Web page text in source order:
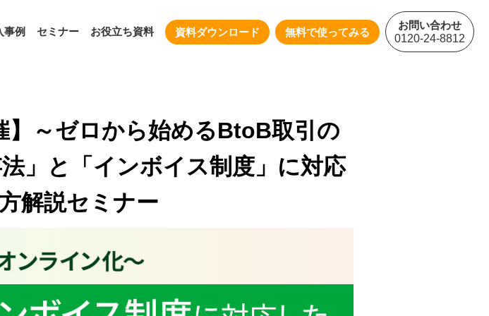
事例 セミナー お役立ち資料 資料ダウンロード 無料で使ってみる
お問い合わせ
0120-24-8812
】～ゼロから始めるBtoB取引の
」と「インボイス制度」に対応
解説セミナー